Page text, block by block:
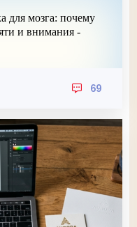
для мозга: почему
и внимания -
69